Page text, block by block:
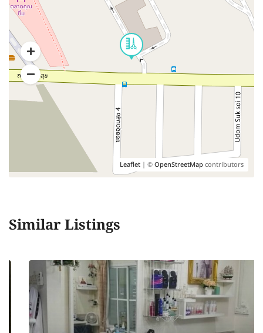
Leaflet | ©OpenStreetMapcontributors
Similar Listings